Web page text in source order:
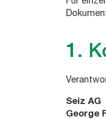
1.
Seiz AG
George